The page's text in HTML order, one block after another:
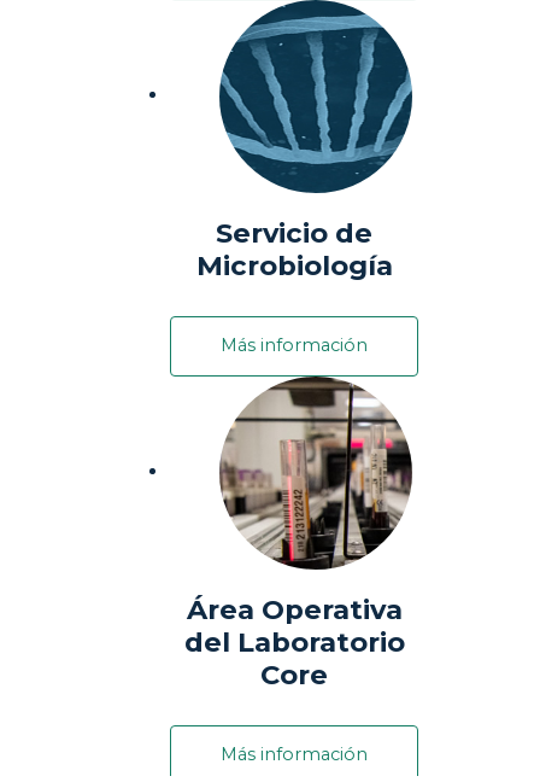
Servicio de
Microbiología
Más información
Área Operativa
del Laboratorio
Core
Más información